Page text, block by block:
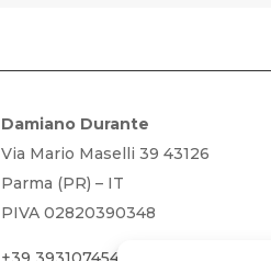
Damiano Durante
Via Mario Maselli 39 43126
Parma (PR) – IT
PIVA 02820390348